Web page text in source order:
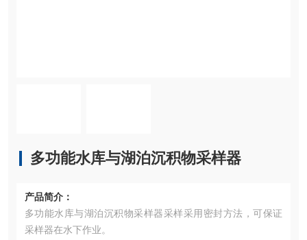
多功能水库与湖泊沉积物采样器
产品简介：
多功能水库与湖泊沉积物采样器采样采用密封方法，可保证
采样器在水下作业。